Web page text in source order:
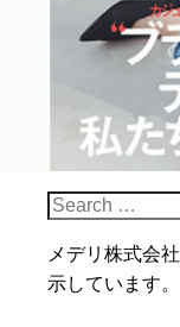
S
a
r
メデリ株式会社
示しています。